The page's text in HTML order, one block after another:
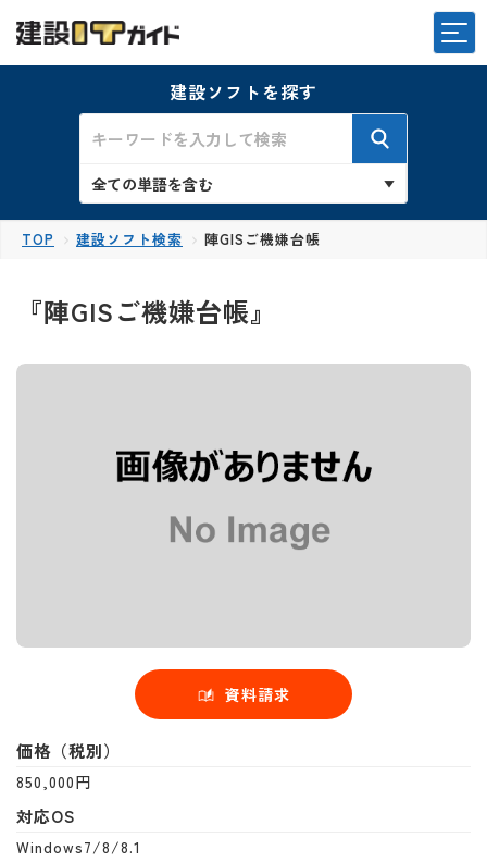
建設ソフトを探す
TOP 建設ソフト検索 陣GISご機嫌台帳
『陣GISご機嫌台帳』
資料請求
価格（税別）
850,000円
対応OS
Windows7/8/8.1